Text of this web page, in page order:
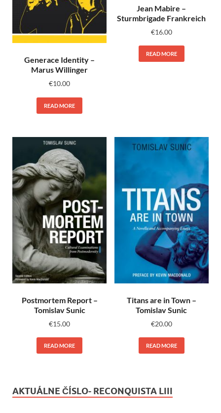
Generace Identity –
Marus Willinger
€10.00
READ MORE
Jean Mabire –
Sturmbrigade Frankreich
€16.00
READ MORE
Postmortem Report –
Tomislav Sunic
€15.00
READ MORE
Titans are in Town –
Tomislav Sunic
€20.00
READ MORE
AKTUÁLNE ČÍSLO- RECONQUISTA LIII